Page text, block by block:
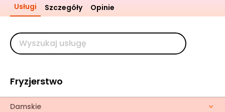
Usługi Szczegóły Opinie
Fryzjerstwo
Damskie